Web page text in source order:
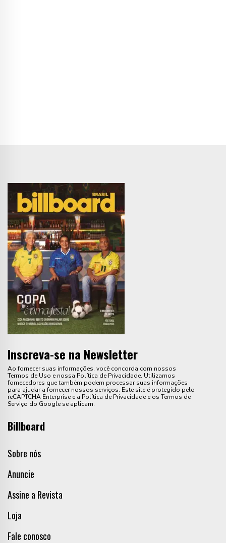
Inscreva-se na Newsletter
Ao fornecer suas informações, você concorda com nossos
Termos de Uso e nossa Política de Privacidade. Utilizamos
fornecedores que também podem processar suas informações
para ajudar a fornecer nossos serviços. Este site é protegido pelo
reCAPTCHA Enterprise e a Política de Privacidade e os Termos de
Serviço do Google se aplicam.
Billboard
Sobre nós
Anuncie
Assine a Revista
Loja
Fale conosco